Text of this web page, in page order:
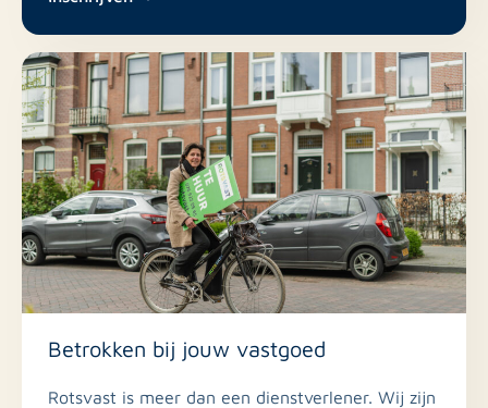
appartement op een centrale locatie in Terneuzen?
informatie of het plannen van een bezichtiging.
Betrokken bij jouw vastgoed
Rotsvast is meer dan een dienstverlener. Wij zijn